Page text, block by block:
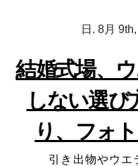
日. 8月
結婚式場、
しない選び
り、フォ
引き出物やウエ